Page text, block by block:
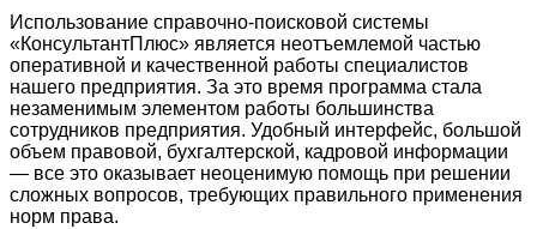
Использование справочно-поисковой системы
«КонсультантПлюс» является неотъемлемой частью
оперативной и качественной работы специалистов
нашего предприятия. За это время программа стала
незаменимым элементом работы большинства
сотрудников предприятия. Удобный интерфейс, большой
объем правовой, бухгалтерской, кадровой информации
— все это оказывает неоценимую помощь при решении
сложных вопросов, требующих правильного применения
норм права.